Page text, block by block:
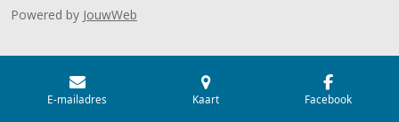
Powered by JouwWeb
E-mailadres Kaart Facebook